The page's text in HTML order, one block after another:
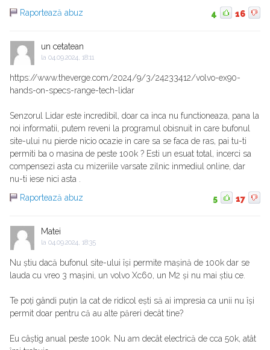
Raportează abuz
4 16
un cetatean
la 04.09.2024, 18:11
https://www.theverge.com/2024/9/3/24233412/volvo-ex90-
hands-on-specs-range-tech-lidar
Senzorul Lidar este incredibil, doar ca inca nu functioneaza, pana la
noi informatii, putem reveni la programul obisnuit in care bufonul
site-ului nu pierde nicio ocazie in care sa se faca de ras, pai tu-ti
permiti ba o masina de peste 100k ? Esti un esuat total, incerci sa
compensezi asta cu mizeriile varsate zilnic inmediul online, dar
nu-ti iese nici asta .
Raportează abuz
5 17
Matei
la 04.09.2024, 18:35
Nu știu dacă bufonul site-ului își permite mașină de 100k dar se
lauda cu vreo 3 mașini, un volvo Xc60, un M2 și nu mai știu ce.
Te poți gândi puțin la cat de ridicol ești să ai impresia ca unii nu își
permit doar pentru că au alte păreri decât tine?
Eu câștig anual peste 100k. Nu am decât electrică de cca 50k, atât